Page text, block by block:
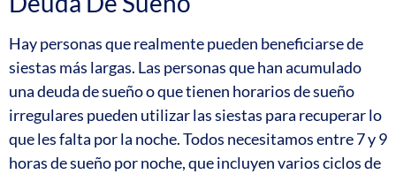
Hay personas que realmente pueden beneficiarse de
siestas más largas. Las personas que han acumulado
una deuda de sueño o que tienen horarios de sueño
irregulares pueden utilizar las siestas para recuperar lo
que les falta por la noche. Todos necesitamos entre 7 y 9
horas de sueño por noche, que incluyen varios ciclos de